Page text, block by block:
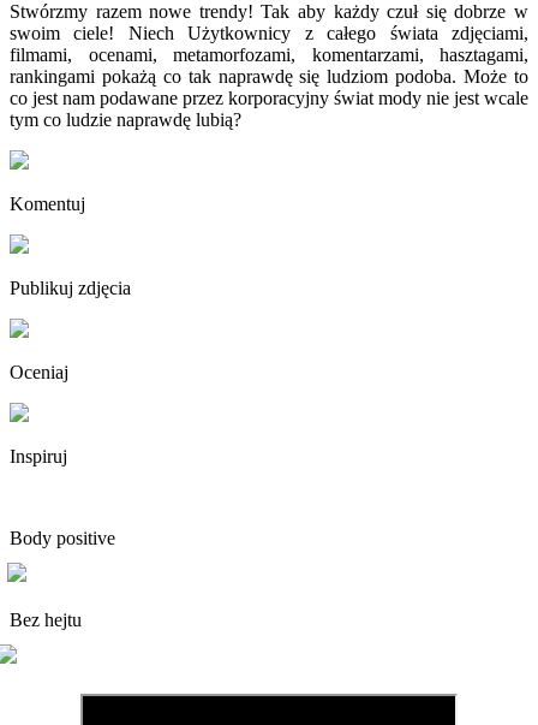
Stwórzmy razem nowe trendy! Tak aby każdy czuł się dobrze w
swoim ciele! Niech Użytkownicy z całego świata zdjęciami,
filmami, ocenami, metamorfozami, komentarzami, hasztagami,
rankingami pokażą co tak naprawdę się ludziom podoba. Może to
co jest nam podawane przez korporacyjny świat mody nie jest wcale
tym co ludzie naprawdę lubią?
Komentuj
Publikuj zdjęcia
Oceniaj
Inspiruj
Body positive
Bez hejtu